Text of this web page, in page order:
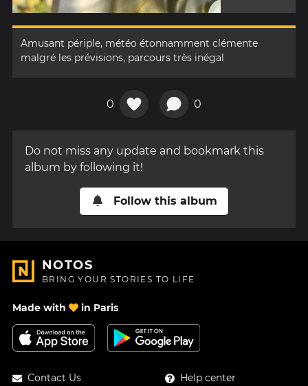
Amusant périple, météo étonnamment clémente
malgré les prévisions, parcours très inégal
0 0
Do not miss any update and bookmark this
album by following it!
Follow this album
NOTOS
BRING YOUR STORIES TO LIFE
Made with in Paris
Contact Us Help center